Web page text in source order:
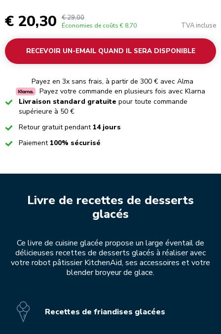
€ 20,30 € 29,00
Économies de coûts € 8,70 TVA incluse
RECEVOIR UN-EMAIL QUAND IL SERA DISPONIBLE
Payez en 3x sans frais, à partir de 300 € avec Alma
Payez votre commande en plusieurs fois avec Klarna
CheckedLivraison standard gratuite pour toute commande
supérieure à 50 €
CheckedRetour gratuit pendant 14 jours
CheckedPaiement 100% sécurisé
Livre de recettes de desserts
glacés
Ce livre de cuisine glacée propose un large éventail de
délicieuses recettes de desserts glacés à réaliser avec
votre robot pâtissier KitchenAid, ses accessoires et votre
blender broyeur de glace.
Recettes de friandises glacées